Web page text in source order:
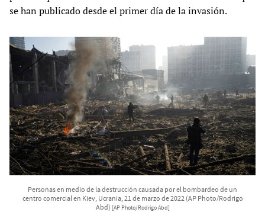
se han publicado desde el primer día de la invasión.
Personas en medio de la destrucción causada por el bombardeo de un
centro comercial en Kiev, Ucrania, 21 de marzo de 2022 (AP Photo/Rodrigo
Abd) [AP Photo/Rodrigo Abd]